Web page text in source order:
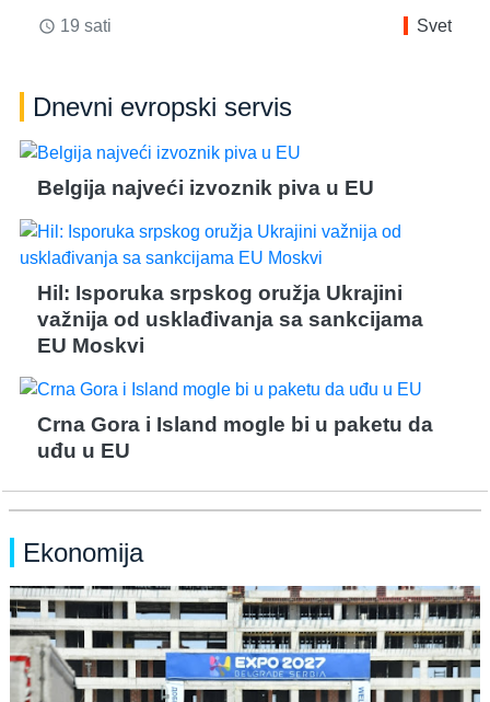
access_time 19 sati Svet
Dnevni evropski servis
Belgija najveći izvoznik piva u EU
Hil: Isporuka srpskog oružja Ukrajini
važnija od usklađivanja sa sankcijama
EU Moskvi
Crna Gora i Island mogle bi u paketu da
uđu u EU
Ekonomija